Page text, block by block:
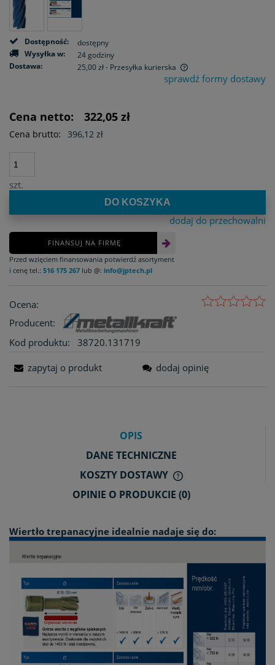
Dostępność:
dostępny
Wysyłka w:
24 godziny
Dostawa:
25,00 zł - Przesyłka kurierska
Cena nie zawiera ewentualnych kosztów płatnościsprawdź formy dostawy
Cena netto: 322,05 zł
Cena brutto: 396,12 zł
szt.
DO KOSZYKA
dodaj do przechowalni
FINANSUJ NA FIRMĘ
Przed wzięciem finansowania potwierdź asortyment
i cenę tel.: 516 175 267 lub @: info@jptech.pl
Ocena:
Producent:
Kod produktu:
38720.131719
zapytaj o produkt dodaj opinię
OPIS
DANE TECHNICZNE
KOSZTY DOSTAWY
KOSZTÓW PŁATNOŚCI
OPINIE O PRODUKCIE (0)
Wiertło trepanacyjne idealnie nadaje się do: